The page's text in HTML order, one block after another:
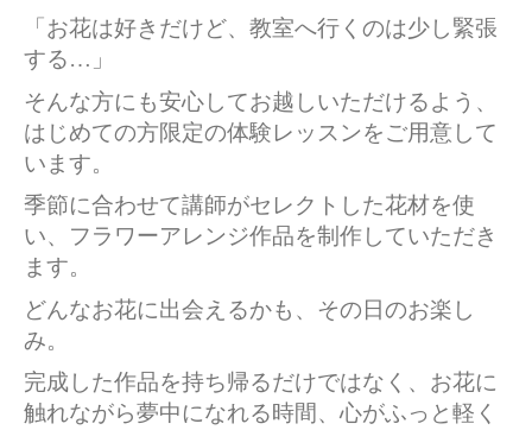
「お花は好きだけど、教室へ行くのは少し緊張
する…」
そんな方にも安心してお越しいただけるよう、
はじめての方限定の体験レッスンをご用意して
います。
季節に合わせて講師がセレクトした花材を使
い、フラワーアレンジ作品を制作していただき
ます。
どんなお花に出会えるかも、その日のお楽し
み。
完成した作品を持ち帰るだけではなく、お花に
触れながら夢中になれる時間、心がふっと軽く